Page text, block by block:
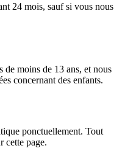
24 mois, sauf si vous nous
de moins de 13 ans, et nous
concernant des enfants.
ponctuellement. Tout
cette page.